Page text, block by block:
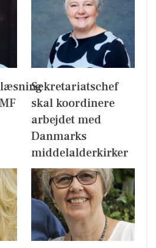
Sekretariatschef
skal koordinere
arbejdet med
Danmarks
middelalderkirker